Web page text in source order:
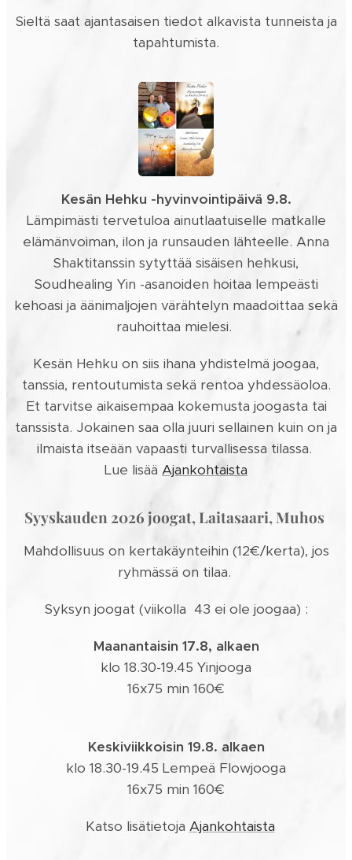
Sieltä saat ajantasaisen tiedot alkavista tunneista ja
tapahtumista.
Kesän Hehku -hyvinvointipäivä 9.8.
Lämpimästi tervetuloa ainutlaatuiselle matkalle
elämänvoiman, ilon ja runsauden lähteelle. Anna
Shaktitanssin sytyttää sisäisen hehkusi,
Soudhealing Yin -asanoiden hoitaa lempeästi
kehoasi ja äänimaljojen värähtelyn maadoittaa sekä
rauhoittaa mielesi.
Kesän Hehku on siis ihana yhdistelmä joogaa,
tanssia, rentoutumista sekä rentoa yhdessäoloa.
Et tarvitse aikaisempaa kokemusta joogasta tai
tanssista. Jokainen saa olla juuri sellainen kuin on ja
ilmaista itseään vapaasti turvallisessa tilassa.
Lue lisää Ajankohtaista
Syyskauden 2026 joogat, Laitasaari, Muhos
Mahdollisuus on kertakäynteihin (12€/kerta), jos
ryhmässä on tilaa.
Syksyn joogat (viikolla 43 ei ole joogaa) :
Maanantaisin 17.8, alkaen
klo 18.30-19.45 Yinjooga
16x75 min 160€
Keskiviikkoisin 19.8. alkaen
klo 18.30-19.45 Lempeä Flowjooga
16x75 min 160€
Katso lisätietoja Ajankohtaista